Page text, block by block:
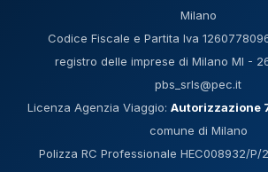
Milano
Codice Fiscale e Partita Iva
registro delle imprese di Milano MI -
pbs_srls@pec.it
Licenza Agenzia Viaggio: Autorizzazione
comune di Milano
Polizza RC Professionale HEC008932/P/